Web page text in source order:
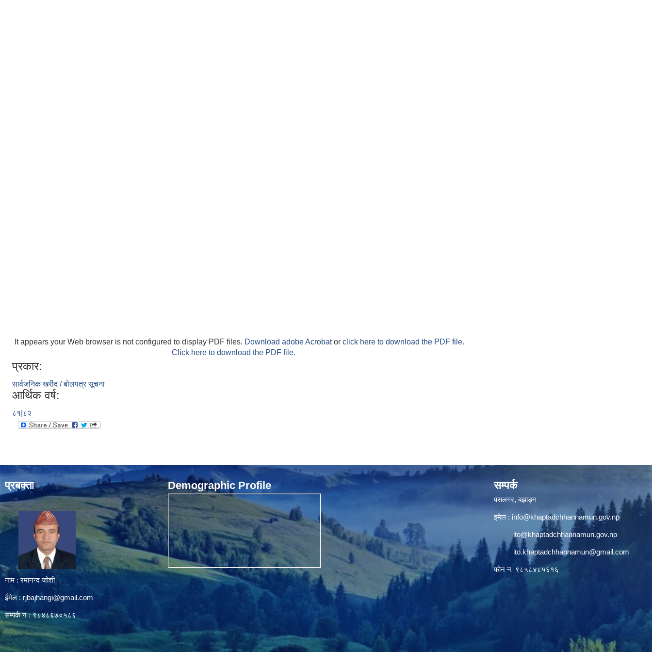
It appears your Web browser is not configured to display PDF files. Download adobe Acrobator click here to download the PDF file.
Click here to download the PDF file.
प्रकार:
सार्वजनिक खरीद / बोलपत्र सूचना
आर्थिक वर्ष:
८१|८२
प्रबक्ता
नाम : रमानन्द जोशी
ईमेल :rjbajhangi@gmail.com
सम्पर्क नं : ९८४८६७०५८६
Demographic Profile सम्पर्क
पसलगर, बझाङ्ग
इमेल : info@khaptadchhannamun.gov.np
ito@khaptadchhannamun.gov.np
ito.khaptadchhannamun@gmail.com
फाेन न‌‍‍ ९८५८४८५६१६